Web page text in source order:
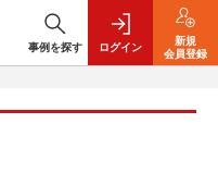
事例を探す ログイン
新規
会員登録